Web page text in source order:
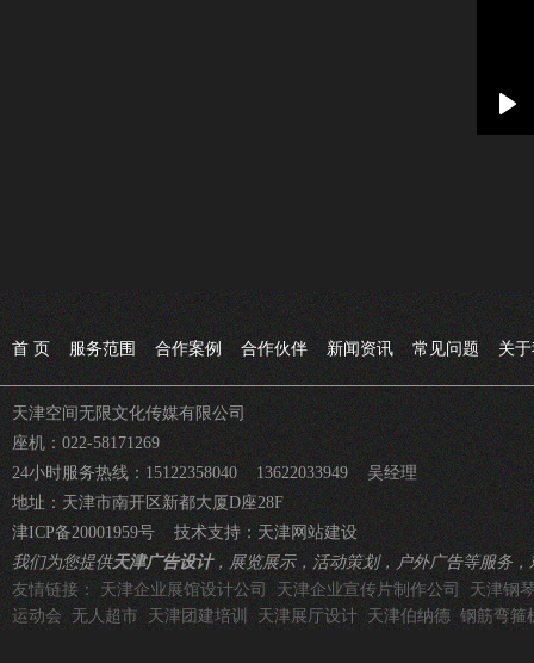
首 页 服务范围 合作案例 合作伙伴 新闻资讯 常见问题 关
天津空间无限文化传媒有限公司
座机：022-58171269
24小时服务热线：15122358040 13622033949 吴经理
地址：天津市南开区新都大厦D座28F
津ICP备20001959号技术支持：天津网站建设
我们为您提供天津广告设计，展览展示，活动策划，户外广告等服务
友情链接：
天津企业展馆设计公司 天津企业宣传片制作公司
天津钢
运动会 无人超市 天津团建培训 天津展厅设计 天津伯纳德 钢筋弯箍